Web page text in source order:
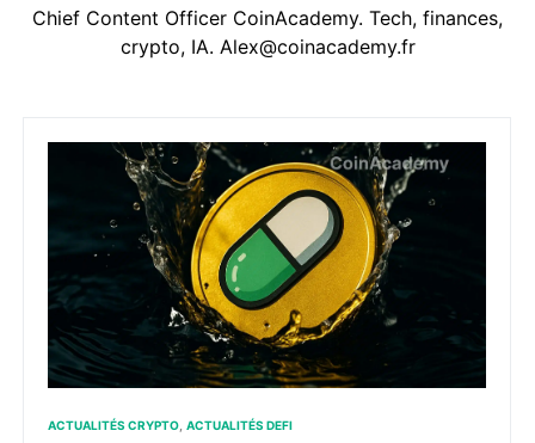
Chief Content Officer CoinAcademy. Tech, finances,
crypto, IA. Alex@coinacademy.fr
Le souffle retombe sur les memecoins : Pump.fun
ACTUALITÉS CRYPTO ACTUALITÉS DEFI